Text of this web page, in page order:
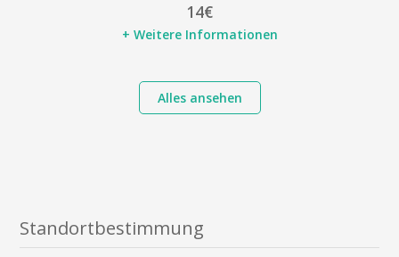
14€
+ Weitere Informationen
Alles ansehen
Standortbestimmung